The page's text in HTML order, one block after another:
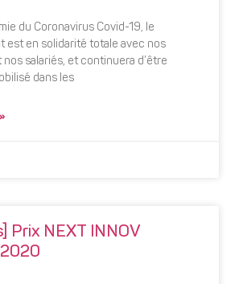
du Coronavirus Covid-19, le
est en solidarité totale avec nos
salariés, et continuera d’être
dans les
Prix NEXT INNOV